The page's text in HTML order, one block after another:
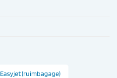
Easyjet (ruimbagage)